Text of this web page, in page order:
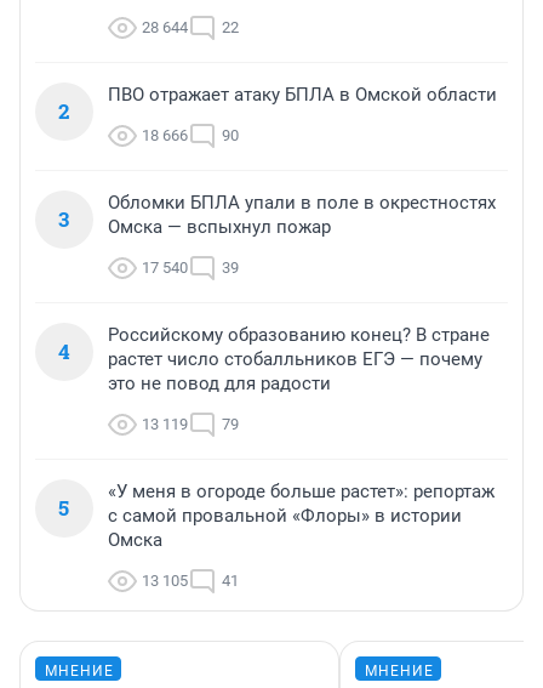
28 644 22
2
ПВО отражает атаку БПЛА в Омской области
18 666 90
3
Обломки БПЛА упали в поле в окрестностях
Омска — вспыхнул пожар
17 540 39
4
Российскому образованию конец? В стране
растет число стобалльников ЕГЭ — почему
это не повод для радости
13 119 79
5
«У меня в огороде больше растет»: репортаж
с самой провальной «Флоры» в истории
Омска
13 105 41
МНЕНИЕ МНЕНИЕ